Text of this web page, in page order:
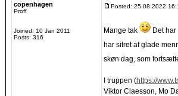
copenhagen
Proff
Joined: 10 Jan 2011
Posts: 316
Posted: 25.08.2022
Mange tak
Det
har sitret af glade
skøn dag, som
I truppen (https://
Viktor Claesson, Mo